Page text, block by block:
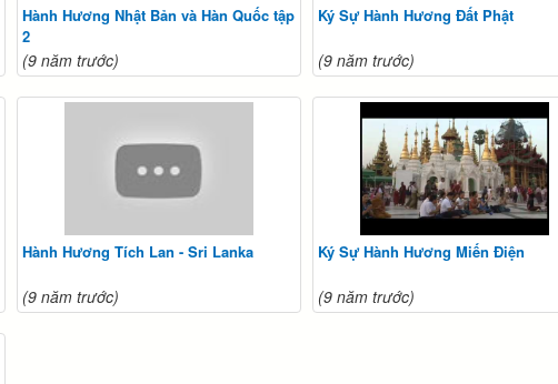
Hành Hương Nhật Bản và Hàn Quốc tập
2
(9 năm trước)
Ký Sự Hành Hương Đất Phật
(9 năm trước)
Hành Hương Tích Lan - Sri Lanka
(9 năm trước)
Ký Sự Hành Hương Miến Điện
(9 năm trước)